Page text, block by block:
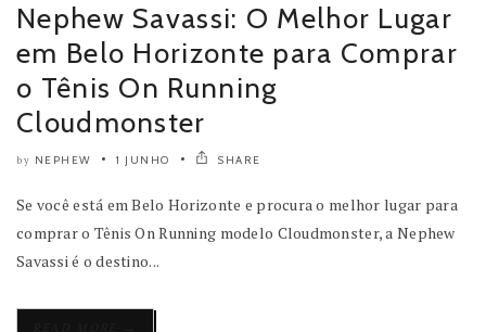
Nephew Savassi: O Melhor Lugar
em Belo Horizonte para Comprar
o Tênis On Running
Cloudmonster
by NEPHEW 1 JUNHO SHARE
Se você está em Belo Horizonte e procura o melhor lugar para
comprar o Tênis On Running modelo Cloudmonster, a Nephew
Savassi é o destino...